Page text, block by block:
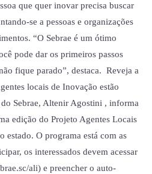
que quer inovar precisa buscar
se a pessoas e organizações
“O Sebrae é um ótimo
pode dar os primeiros passos
fique parado”, destaca. Reveja a
locais de Inovação estão
Sebrae, Altenir Agostini , informa
edição do Projeto Agentes Locais
O programa está com as
os interessados devem acessar
ali) e preencher o auto-